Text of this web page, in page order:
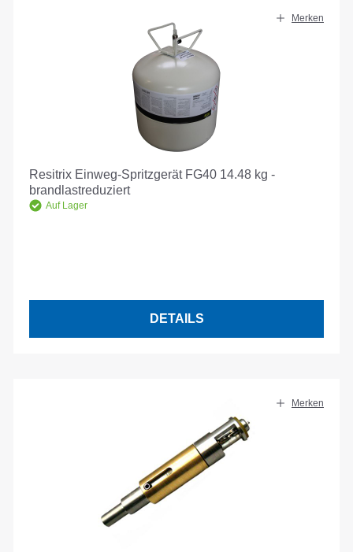
Merken
Resitrix Einweg-Spritzgerät FG40 14.48 kg -
brandlastreduziert
Auf Lager
DETAILS
Merken